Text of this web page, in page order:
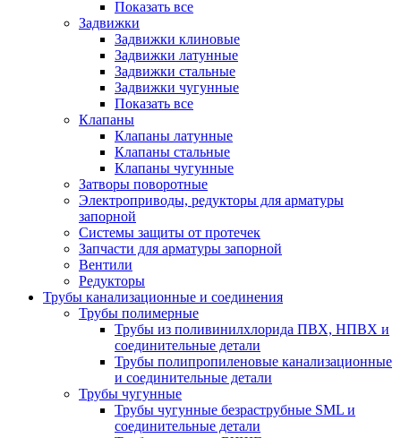
Показать все
Задвижки
Задвижки клиновые
Задвижки латунные
Задвижки стальные
Задвижки чугунные
Показать все
Клапаны
Клапаны латунные
Клапаны стальные
Клапаны чугунные
Затворы поворотные
Электроприводы, редукторы для арматуры
запорной
Системы защиты от протечек
Запчасти для арматуры запорной
Вентили
Редукторы
Трубы канализационные и соединения
Трубы полимерные
Трубы из поливинилхлорида ПВХ, НПВХ и
соединительные детали
Трубы полипропиленовые канализационные
и соединительные детали
Трубы чугунные
Трубы чугунные безраструбные SML и
соединительные детали